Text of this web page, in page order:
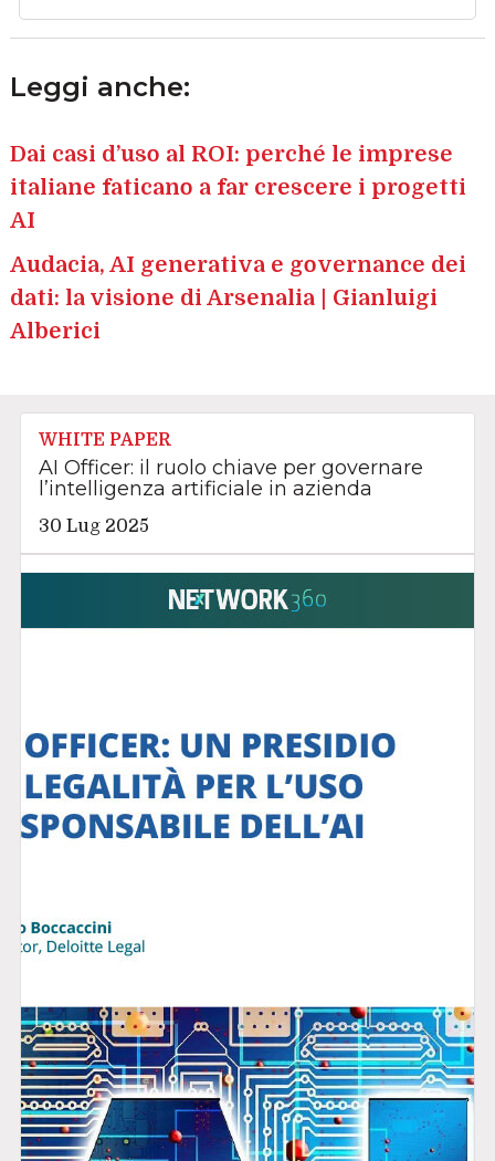
Leggi anche:
Dai casi d’uso al ROI: perché le imprese
italiane faticano a far crescere i progetti
AI
Audacia, AI generativa e governance dei
dati: la visione di Arsenalia | Gianluigi
Alberici
WHITE PAPER
AI Officer: il ruolo chiave per governare
l’intelligenza artificiale in azienda
30 Lug 2025